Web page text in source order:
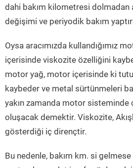
dahi bakım kilometresi dolmadan
değişimi ve periyodik bakım
Oysa aracımızda kullandığımız
içerisinde viskozite özelliğini
motor yağ, motor içerisinde ki
kaybeder ve metal sürtünmeleri
yakın zamanda motor
oluşacak demektir. Viskozite,
gösterdiği iç dirençtir.
Bu nedenle, bakım km. si